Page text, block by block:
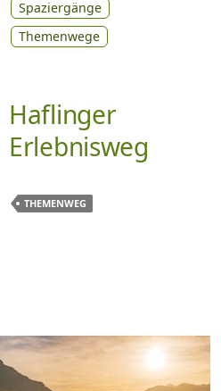
Spaziergänge
Themenwege
Haflinger
Erlebnisweg
THEMENWEG